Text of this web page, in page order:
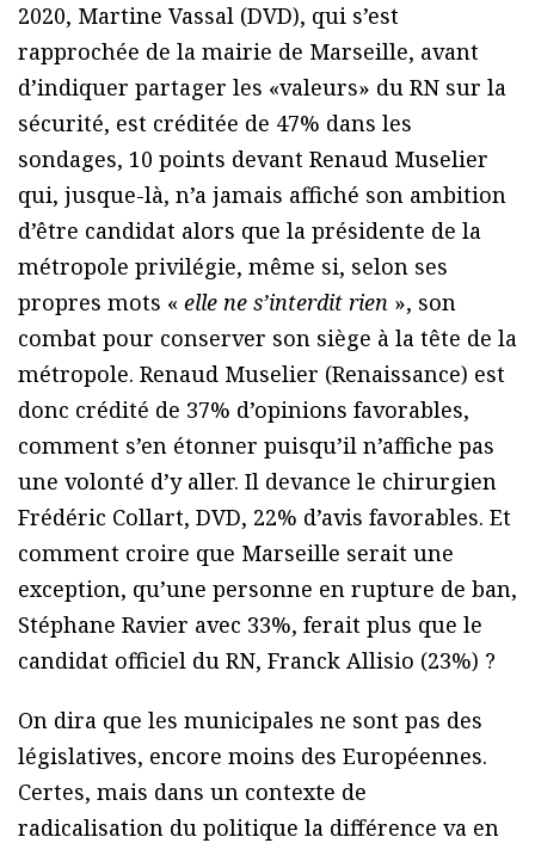
2020, Martine Vassal (DVD), qui s’est
rapprochée de la mairie de Marseille, avant
d’indiquer partager les «valeurs» du RN sur la
sécurité, est créditée de 47% dans les
sondages, 10 points devant Renaud Muselier
qui, jusque-là, n’a jamais affiché son ambition
d’être candidat alors que la présidente de la
métropole privilégie, même si, selon ses
propres mots « elle ne s’interdit rien », son
combat pour conserver son siège à la tête de la
métropole. Renaud Muselier (Renaissance) est
donc crédité de 37% d’opinions favorables,
comment s’en étonner puisqu’il n’affiche pas
une volonté d’y aller. Il devance le chirurgien
Frédéric Collart, DVD, 22% d’avis favorables. Et
comment croire que Marseille serait une
exception, qu’une personne en rupture de ban,
Stéphane Ravier avec 33%, ferait plus que le
candidat officiel du RN, Franck Allisio (23%) ?
On dira que les municipales ne sont pas des
législatives, encore moins des Européennes.
Certes, mais dans un contexte de
radicalisation du politique la différence va en